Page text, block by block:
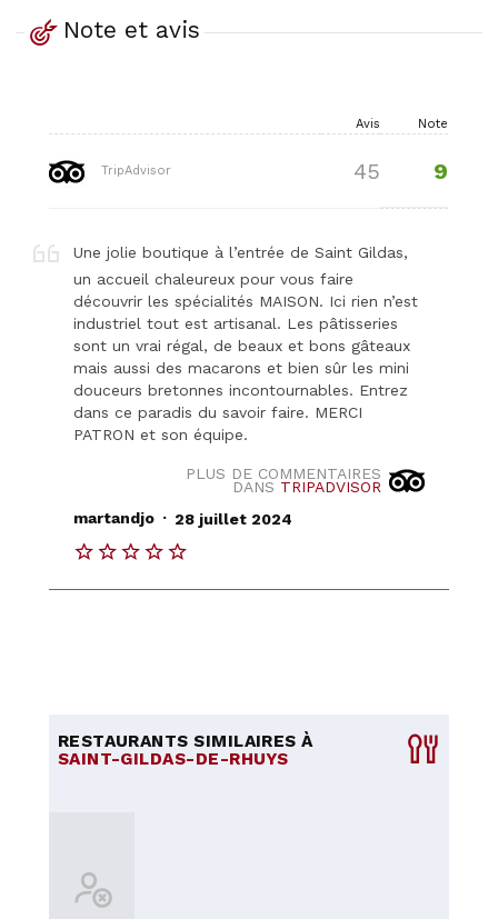
Note et avis
Avis Note
TripAdvisor 45 9
Une jolie boutique à l’entrée de Saint Gildas,
un accueil chaleureux pour vous faire
découvrir les spécialités MAISON. Ici rien n’est
industriel tout est artisanal. Les pâtisseries
sont un vrai régal, de beaux et bons gâteaux
mais aussi des macarons et bien sûr les mini
douceurs bretonnes incontournables. Entrez
dans ce paradis du savoir faire. MERCI
PATRON et son équipe.
PLUS DE COMMENTAIRES
DANS TRIPADVISOR
martandjo . 28 juillet 2024
RESTAURANTS SIMILAIRES À
SAINT-GILDAS-DE-RHUYS